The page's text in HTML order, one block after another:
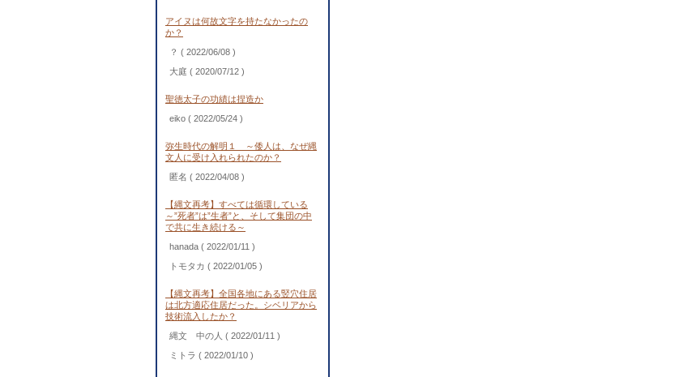
アイヌは何故文字を持たなかったの
か？
？ ( 2022/06/08 )
大庭 ( 2020/07/12 )
聖徳太子の功績は捏造か
eiko ( 2022/05/24 )
弥生時代の解明１ ～倭人は、なぜ縄
文人に受け入れられたのか？
匿名 ( 2022/04/08 )
【縄文再考】すべては循環している
～”死者”は”生者”と、そして集団の中
で共に生き続ける～
hanada ( 2022/01/11 )
トモタカ ( 2022/01/05 )
【縄文再考】全国各地にある竪穴住居
は北方適応住居だった。シベリアから
技術流入したか？
縄文 中の人 ( 2022/01/11 )
ミトラ ( 2022/01/10 )